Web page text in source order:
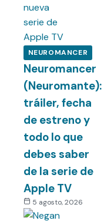
NEUROMANCER
Neuromancer
(Neuromante):
tráiler, fecha
de estreno y
todo lo que
debes saber
de la serie de
Apple TV
5 agosto, 2026